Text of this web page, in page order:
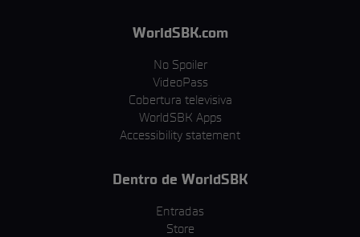
WorldSBK.com
No Spoiler
VideoPass
Cobertura televisiva
WorldSBK Apps
Accessibility statement
Dentro de WorldSBK
Entradas
Store